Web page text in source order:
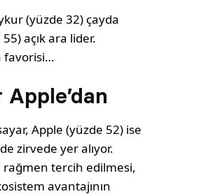
(yüzde 32) çayda
açık ara lider.
favorisi…
Apple (yüzde 52) ise
zirvede yer alıyor.
rağmen tercih edilmesi,
avantajının